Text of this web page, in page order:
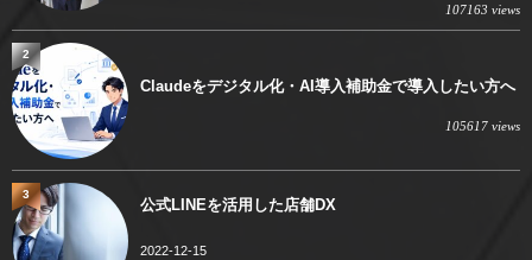
107163 views
Claudeをデジタル化・AI導入補助金で導入したい方へ
105617 views
2
公式LINEを活用した店舗DX
2022-12-15
3